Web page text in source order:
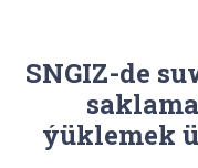
SNGIZ-de
ýüklemek